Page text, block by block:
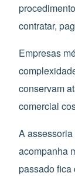
contratar,
Empresas
conservam
comercial
A
acompanha
passado fica